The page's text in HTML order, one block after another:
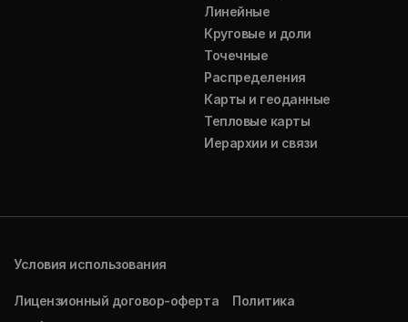
Линейные
Круговые и доли
Точечные
Распределения
Карты и геоданные
Тепловые карты
Иерархии и связи
Условия использования
Лицензионный договор-оферта
Политика